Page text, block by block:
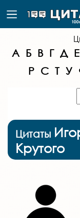
А Б В Г Д Е
Р С Т У
Цитаты
Крутого